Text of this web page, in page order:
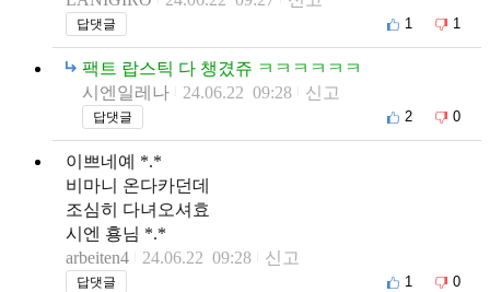
답댓글 1 1
팩트 랍스틱 다 챙겼쥬 ㅋㅋㅋㅋㅋㅋ
시엔일레나
24.06.22 09:28 신고
답댓글 2 0
이쁘네예 *.*
비마니 온다카던데
조심히 다녀오셔효
시엔 횽님 *.*
arbeiten4
24.06.22 09:28 신고
답댓글 1 0